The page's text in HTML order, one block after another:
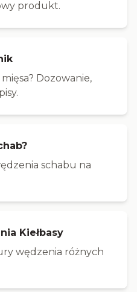
produkt.
Dozowanie,
schabu na
Kiełbasy
wędzenia różnych